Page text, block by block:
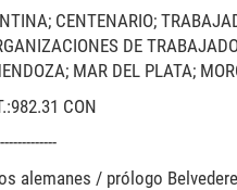
CENTENARIO;
DE
MAR DEL PLATA;
CON
alemanes / prólogo